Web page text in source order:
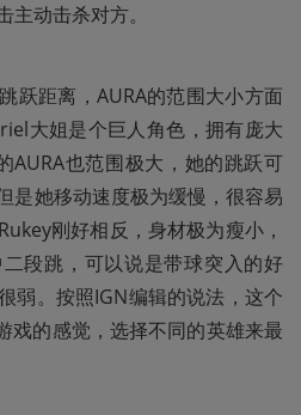
动击杀对方。
跃距离，AURA的范围大小方面
大姐是个巨人角色，拥有庞大
AURA也范围极大，她的跳跃可
是她移动速度极为缓慢，很容易
刚好相反，身材极为瘦小，
段跳，可以说是带球突入的好
弱。按照IGN编辑的说法，这个
戏的感觉，选择不同的英雄来最